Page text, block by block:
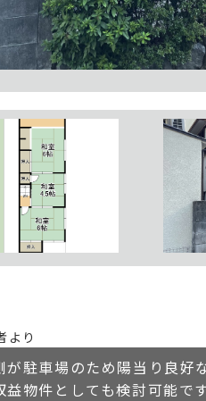
より
が駐車場のため陽当り良好
益物件としても検討可能です